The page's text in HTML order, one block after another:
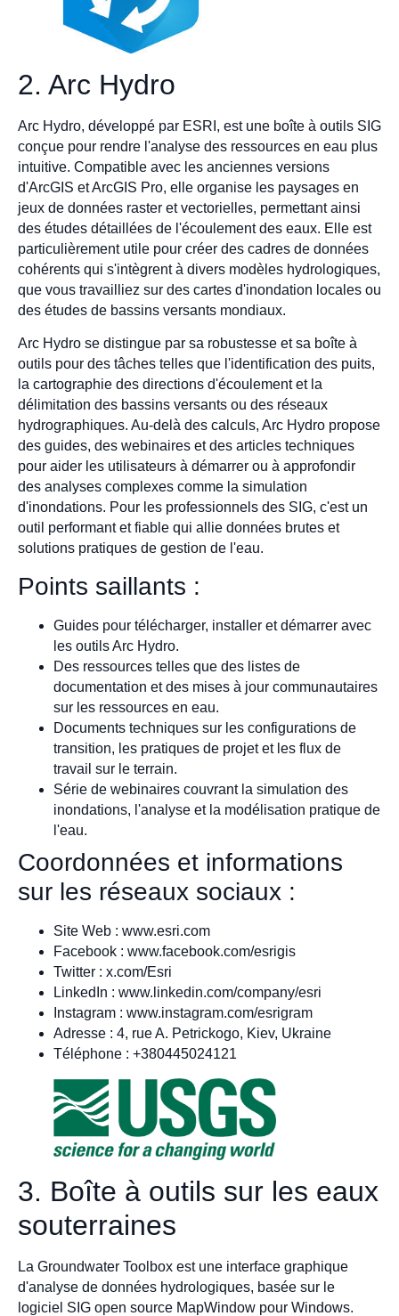
2. Arc Hydro
Arc Hydro, développé par ESRI, est une boîte à outils SIG
conçue pour rendre l'analyse des ressources en eau plus
intuitive. Compatible avec les anciennes versions
d'ArcGIS et ArcGIS Pro, elle organise les paysages en
jeux de données raster et vectorielles, permettant ainsi
des études détaillées de l'écoulement des eaux. Elle est
particulièrement utile pour créer des cadres de données
cohérents qui s'intègrent à divers modèles hydrologiques,
que vous travailliez sur des cartes d'inondation locales ou
des études de bassins versants mondiaux.
Arc Hydro se distingue par sa robustesse et sa boîte à
outils pour des tâches telles que l'identification des puits,
la cartographie des directions d'écoulement et la
délimitation des bassins versants ou des réseaux
hydrographiques. Au-delà des calculs, Arc Hydro propose
des guides, des webinaires et des articles techniques
pour aider les utilisateurs à démarrer ou à approfondir
des analyses complexes comme la simulation
d'inondations. Pour les professionnels des SIG, c'est un
outil performant et fiable qui allie données brutes et
solutions pratiques de gestion de l'eau.
Points saillants :
Guides pour télécharger, installer et démarrer avec
les outils Arc Hydro.
Des ressources telles que des listes de
documentation et des mises à jour communautaires
sur les ressources en eau.
Documents techniques sur les configurations de
transition, les pratiques de projet et les flux de
travail sur le terrain.
Série de webinaires couvrant la simulation des
inondations, l'analyse et la modélisation pratique de
l'eau.
Coordonnées et informations
sur les réseaux sociaux :
Site Web : www.esri.com
Facebook : www.facebook.com/esrigis
Twitter : x.com/Esri
LinkedIn : www.linkedin.com/company/esri
Instagram : www.instagram.com/esrigram
Adresse : 4, rue A. Petrickogo, Kiev, Ukraine
Téléphone : +380445024121
3. Boîte à outils sur les eaux
souterraines
La Groundwater Toolbox est une interface graphique
d'analyse de données hydrologiques, basée sur le
logiciel SIG open source MapWindow pour Windows.